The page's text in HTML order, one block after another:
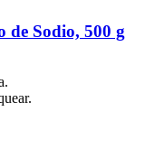
de Sodio, 500 g